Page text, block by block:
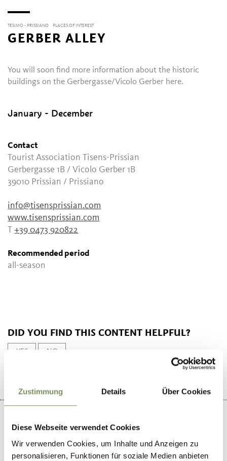
Zustimmung Details Über Cookies
Diese Webseite verwendet Cookies
Wir verwenden Cookies, um Inhalte und Anzeigen zu
personalisieren, Funktionen für soziale Medien anbieten
TESIMO - PRISSIANO PLACES OF INTEREST
GERBER ALLEY
You will soon find more information about the historic
buildings on the Gerbergasse/Vicolo Gerber here.
January - December
Contact
Tourist Association Tisens-Prissian
Gerbergasse 1B / Vicolo Gerber 1B
39010 Prissian / Prissiano
info@tisensprissian.com
www.tisensprissian.com
T+39 0473 920822
Recommended period
all-season
DID YOU FIND THIS CONTENT HELPFUL?
YES NO
+